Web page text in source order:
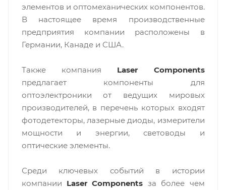
элементов и оптомеханических компонентов.
В настоящее время производственные
предприятия компании расположены в
Германии, Канаде и США.
Также компания Laser Components
предлагает компоненты для
оптоэлектроники от ведущих мировых
производителей, в перечень которых входят
фотодетекторы, лазерные диоды, измерители
мощности и энергии, световоды и
оптические элементы.
Среди ключевых событий в истории
компании Laser Components за более чем